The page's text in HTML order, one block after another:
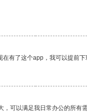
有了这个app，我可以提前下
可以满足我日常办公的所有